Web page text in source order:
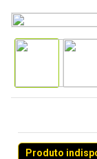
Produto